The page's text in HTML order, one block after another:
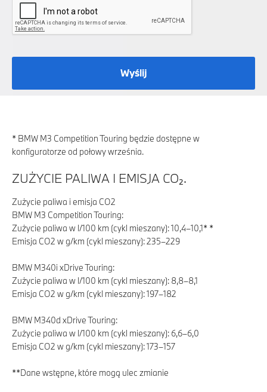
Wyślij
* BMW M3 Competition Touring będzie dostępne w
konfiguratorze od połowy września.
ZUŻYCIE PALIWA I EMISJA CO₂.
Zużycie paliwa i emisja CO2
BMW M3 Competition Touring:
Zużycie paliwa w l/100 km (cykl mieszany): 10,4–10,1* *
Emisja CO2 w g/km (cykl mieszany): 235–229
BMW M340i xDrive Touring:
Zużycie paliwa w l/100 km (cykl mieszany): 8,8–8,1
Emisja CO2 w g/km (cykl mieszany): 197–182
BMW M340d xDrive Touring:
Zużycie paliwa w l/100 km (cykl mieszany): 6,6–6,0
Emisja CO2 w g/km (cykl mieszany): 173–157
**Dane wstępne, które mogą ulec zmianie